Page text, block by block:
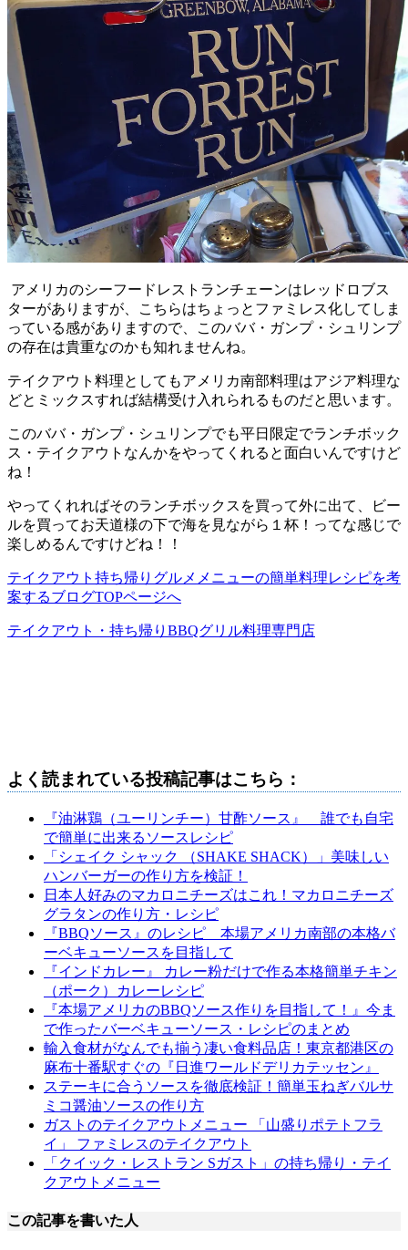
アメリカのシーフードレストランチェーンはレッドロブス
ターがありますが、こちらはちょっとファミレス化してしま
っている感がありますので、このババ・ガンプ・シュリンプ
の存在は貴重なのかも知れませんね。
テイクアウト料理としてもアメリカ南部料理はアジア料理な
どとミックスすれば結構受け入れられるものだと思います。
このババ・ガンプ・シュリンプでも平日限定でランチボック
ス・テイクアウトなんかをやってくれると面白いんですけど
ね！
やってくれればそのランチボックスを買って外に出て、ビー
ルを買ってお天道様の下で海を見ながら１杯！ってな感じで
楽しめるんですけどね！！
テイクアウト持ち帰りグルメメニューの簡単料理レシピを考
案するブログTOPページへ
テイクアウト・持ち帰りBBQグリル料理専門店
よく読まれている投稿記事はこちら：
『油淋鶏（ユーリンチー）甘酢ソース』 誰でも自宅
で簡単に出来るソースレシピ
「シェイク シャック （SHAKE SHACK）」美味しい
ハンバーガーの作り方を検証！
日本人好みのマカロニチーズはこれ！マカロニチーズ
グラタンの作り方・レシピ
『BBQソース』のレシピ 本場アメリカ南部の本格バ
ーベキューソースを目指して
『インドカレー』 カレー粉だけで作る本格簡単チキン
（ポーク）カレーレシピ
『本場アメリカのBBQソース作りを目指して！』今ま
で作ったバーベキューソース・レシピのまとめ
輸入食材がなんでも揃う凄い食料品店！東京都港区の
麻布十番駅すぐの『日進ワールドデリカテッセン』
ステーキに合うソースを徹底検証！簡単玉ねぎバルサ
ミコ醤油ソースの作り方
ガストのテイクアウトメニュー 「山盛りポテトフラ
イ」 ファミレスのテイクアウト
「クイック・レストラン Sガスト」の持ち帰り・テイ
クアウトメニュー
この記事を書いた人